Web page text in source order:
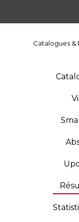
Catalogues &